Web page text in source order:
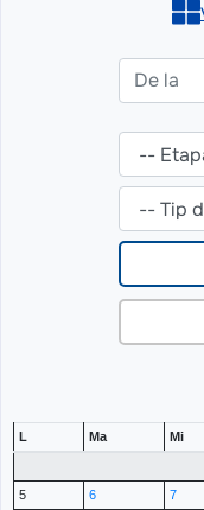
L Ma Mi
5
6 7